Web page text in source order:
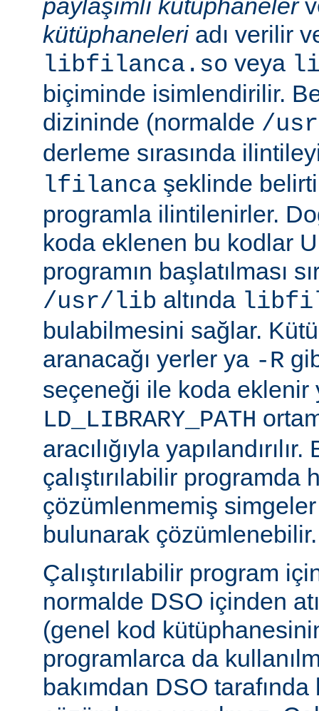
paylaşımlı kütüphaneler
kütüphaneleriadı verilir
libfilanca.so veya
biçiminde isimlendirilir.
dizininde (normalde /
derleme sırasında
lfilanca şeklinde
programla ilintilenirler.
koda eklenen bu kodlar
programın başlatılması
/usr/lib altında
bulabilmesini sağlar.
aranacağı yerler ya -R
seçeneği ile koda eklenir
LD_LIBRARY_PATH
aracılığıyla
çalıştırılabilir programda
çözümlenmemiş
bulunarak çözümlenebilir.
Çalıştırılabilir program
normalde DSO içinden
(genel kod
programlarca da
bakımdan DSO